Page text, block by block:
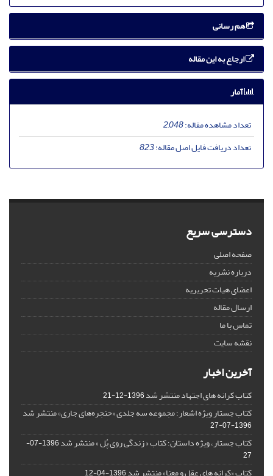
هم رسانی
ارجاع به این مقاله
آمار
تعداد مشاهده مقاله:2,048
تعداد دریافت فایل اصل مقاله:823
دسترسی سریع
صفحه اصلی
درباره نشریه
اعضای هیات تحریریه
ارسال مقاله
تماس با ما
نقشه سایت
آخرین اخبار
کتاب کرانه های اجتهاد منتشر شد1396-12-21
کتاب جستار ویژه اشعار؛ مجموعه سه جلدی «حنجره‌های جاری» منتشر شد
1396-07-27
کتاب جستار، ویژه داستان؛ کتاب « زندگی روی پُل » منتشر شد
1396-07-
27
کتاب «کرانه های عقل و معنا» منتشر شد1396-04-12